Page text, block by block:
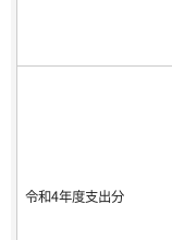
令和4年度支出分